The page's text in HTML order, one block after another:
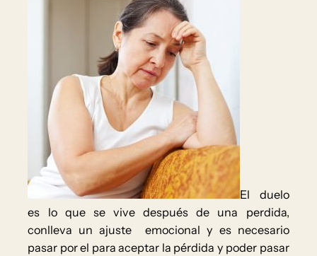
El duelo
es lo que se vive después de una perdida,
conlleva un ajuste emocional y es necesario
pasar por el para aceptar la pérdida y poder pasar